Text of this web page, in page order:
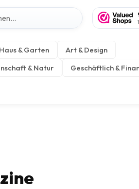
Haus & Garten
Art & Design
& Natur
Geschäftlich &